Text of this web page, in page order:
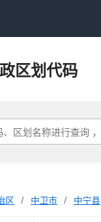
区划代码
区 / 中卫市 / 中宁县